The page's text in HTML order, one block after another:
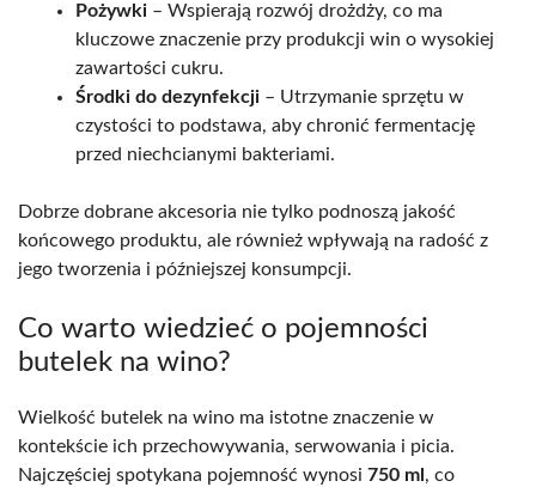
Pożywki – Wspierają rozwój drożdży, co ma
kluczowe znaczenie przy produkcji win o wysokiej
zawartości cukru.
Środki do dezynfekcji – Utrzymanie sprzętu w
czystości to podstawa, aby chronić fermentację
przed niechcianymi bakteriami.
Dobrze dobrane akcesoria nie tylko podnoszą jakość
końcowego produktu, ale również wpływają na radość z
jego tworzenia i późniejszej konsumpcji.
Co warto wiedzieć o pojemności
butelek na wino?
Wielkość butelek na wino ma istotne znaczenie w
kontekście ich przechowywania, serwowania i picia.
Najczęściej spotykana pojemność wynosi 750 ml , co